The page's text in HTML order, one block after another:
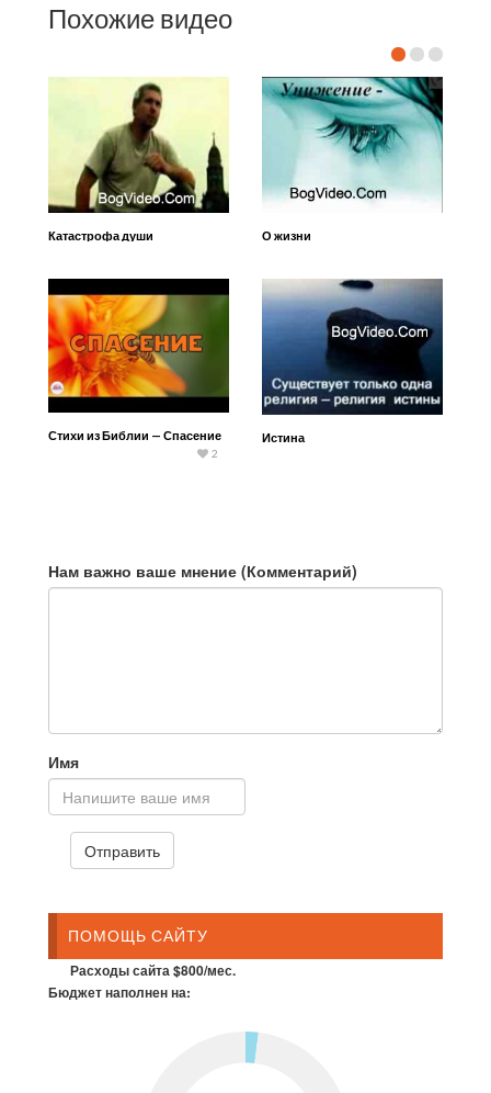
Похожие видео
Катастрофа души О жизни
Стихи из Библии — Спасение
2
Истина
Нам важно ваше мнение (Комментарий)
Имя
ПОМОЩЬ САЙТУ
Расходы сайта $800/мес.
Бюджет наполнен на: